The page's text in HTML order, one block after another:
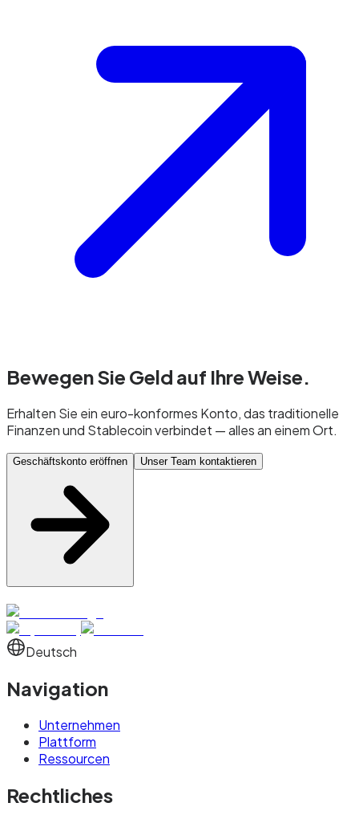
Bewegen Sie Geld auf Ihre Weise.
Erhalten Sie ein euro-konformes Konto, das traditionelle
Finanzen und Stablecoin verbindet — alles an einem Ort.
Geschäftskonto eröffnen Unser Team kontaktieren
Deutsch
Navigation
Unternehmen
Plattform
Ressourcen
Rechtliches